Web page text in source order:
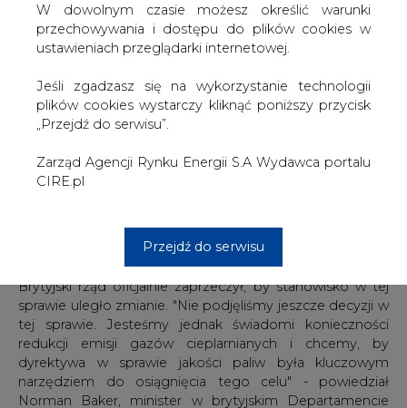
W dowolnym czasie możesz określić warunki
przechowywania i dostępu do plików cookies w
ustawieniach przeglądarki internetowej.
Jeśli zgadzasz się na wykorzystanie technologii
plików cookies wystarczy kliknąć poniższy przycisk
„Przejdź do serwisu”.
Zarząd Agencji Rynku Energii S.A Wydawca portalu
CIRE.pl
Przejdź do serwisu
ponad 20 proc. emisji gazów cieplarnianych, niż inne
gatunki ropy.
że brytyjski rząd opowie się za rozwiązaniem, w którym
kanadyjska ropa nie zostanie zaklasyfikowana, jako
szczególnie zanieczyszczająca środowisko.
Według zwolenników propozycji przedstawionej przez
Komisje Europejską, ostre potraktowanie ropy z piasków
ale także zmniejszy szanse na realizację podobnych
inwestycji w innych rejonach świata.
Brytyjski rząd oficjalnie zaprzeczył, by stanowisko w tej
sprawie uległo zmianie. "Nie podjęliśmy jeszcze decyzji w
tej sprawie. Jesteśmy jednak świadomi konieczności
redukcji emisji gazów cieplarnianych i chcemy, by
dyrektywa w sprawie jakości paliw była kluczowym
narzędziem do osiągnięcia tego celu" - powiedział
Norman Baker, minister w brytyjskim Departamencie